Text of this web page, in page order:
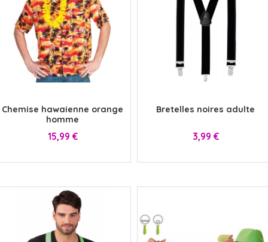
Chemise hawaienne orange
homme
Prix
15,99 €
Bretelles noires adulte
Prix
3,99 €